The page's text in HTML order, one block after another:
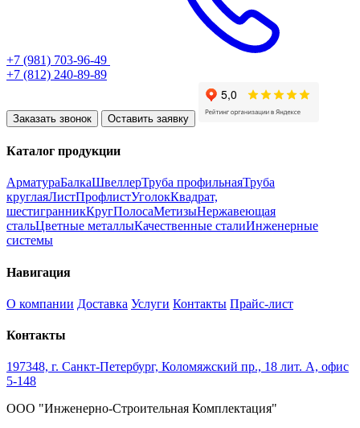
+7 (981) 703-96-49
+7 (812) 240-89-89
Заказать звонок Оставить заявку
Каталог продукции
АрматураБалкаШвеллерТруба профильнаяТруба
круглаяЛистПрофлистУголокКвадрат,
шестигранникКругПолосаМетизыНержавеющая
стальЦветные металлыКачественные сталиИнженерные
системы
Навигация
О компании Доставка Услуги Контакты Прайс-лист
Контакты
197348, г. Санкт-Петербург, Коломяжский пр., 18 лит. А, офис
5-148
ООО "Инженерно-Строительная Комплектация"